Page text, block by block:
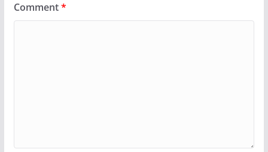
Comment*